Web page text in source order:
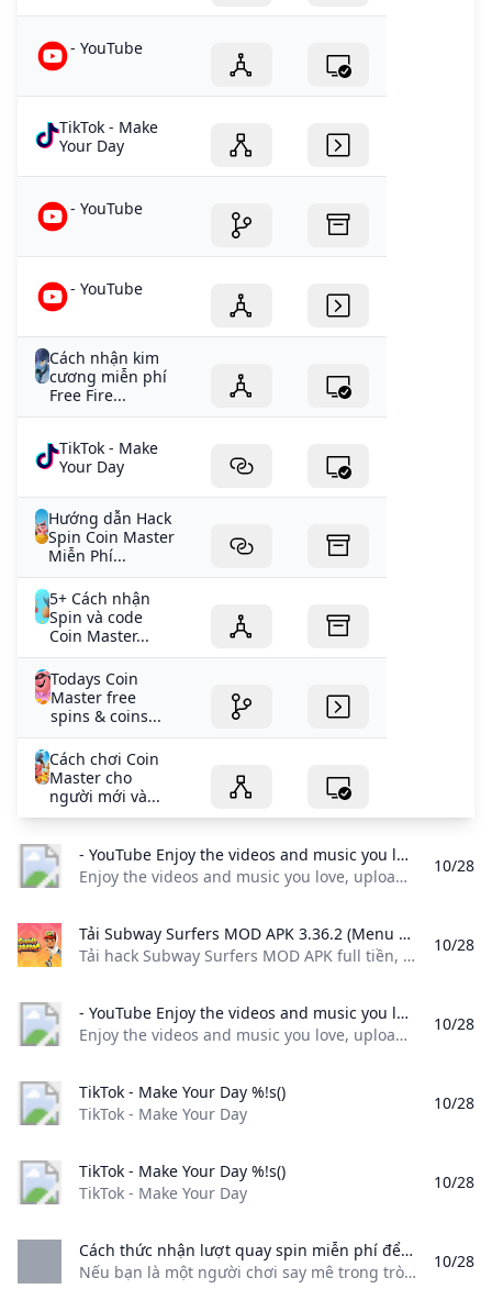
- YouTube
TikTok - Make
Your Day
- YouTube
- YouTube
Cách nhận kim
cương miễn phí
Free Fire...
TikTok - Make
Your Day
Hướng dẫn Hack
Spin Coin Master
Miễn Phí...
5+ Cách nhận
Spin và code
Coin Master...
Todays Coin
Master free
spins & coins...
Cách chơi Coin
Master cho
người mới và...
- YouTube Enjoy the videos and music you love upload original content and share it all with friends family and the world on YouTube.
Enjoy the videos and music you love, upload original content, and share it all with friends, family, and the world on YouTube.
10/28
Tải Subway Surfers MOD APK 3.36.2 (Menu Vô hạn tiền bất tử nhảy cao) Tải hack Subway Surfers MOD APK full tiền với lối chơi cho bạn được trải nghiệm chạy trốn vô tận hấp dẫn. Nhiều nhân vật vật phẩm hấp dẫn. Khám phá ngay!
Tải hack Subway Surfers MOD APK full tiền, với lối chơi cho bạn được trải nghiệm chạy trốn vô tận hấp dẫn. Nhiều nhân vật, vật phẩm hấp dẫn. Khám phá ngay! Cập nhật 27/10/2024 (2 ngày trước) Subway Surfers MOD APK Menu Mega dễ dàng cho bạn cùng hệ thống nhân vật làm náo loạn nhà ga tàu và khiến cảnh sát phải lo lắng. Download| Tên | Subway Surfers APK | |—|—| | Nhà Phát Hành | SYBO Games | | Phiên Bản | 3.
10/28
- YouTube Enjoy the videos and music you love upload original content and share it all with friends family and the world on YouTube.
Enjoy the videos and music you love, upload original content, and share it all with friends, family, and the world on YouTube.
10/28
TikTok - Make Your Day %!s()
TikTok - Make Your Day
10/28
TikTok - Make Your Day %!s()
TikTok - Make Your Day
10/28
Cách thức nhận lượt quay spin miễn phí để trở nên thợ săn giỏi - U Blog Nếu bạn là một người chơi say mê trong trò chơi Coin Master và đang mua bí quyết
Nếu bạn là một người chơi say mê trong trò chơi Coin Master và đang mua bí quyết 影片已經成功發佈, 您現在可以隨時查閱、編輯或刪
10/28